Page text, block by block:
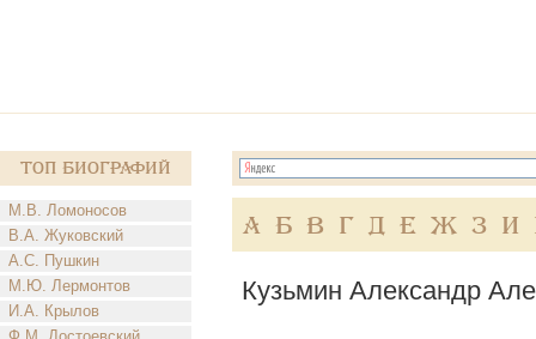
Топ Биографий
М.В. Ломоносов
В.А. Жуковский
А.С. Пушкин
М.Ю. Лермонтов
И.А. Крылов
А Б В Г Д Е Ж З И
Кузьмин Александр